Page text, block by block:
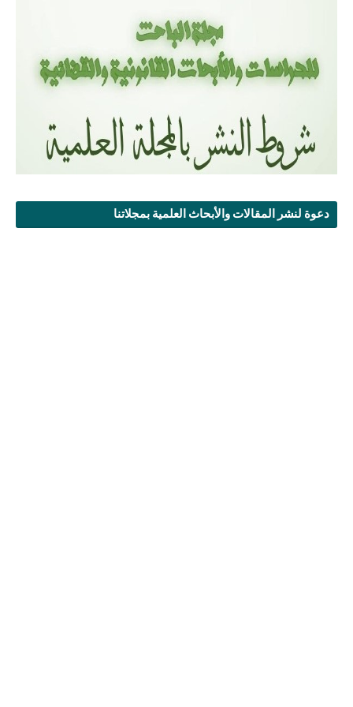
دعوة لنشر المقالات والأبحاث العلمية بمجلاتنا